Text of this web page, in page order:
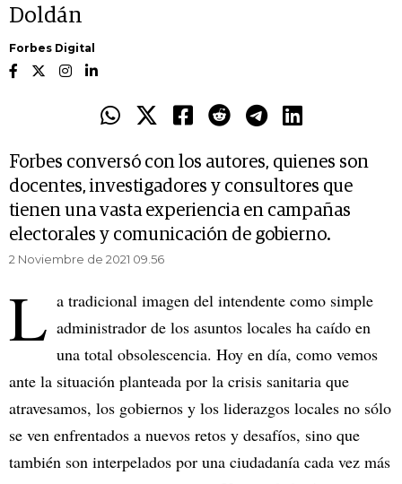
Doldán
Forbes Digital
Forbes conversó con los autores, quienes son
docentes, investigadores y consultores que
tienen una vasta experiencia en campañas
electorales y comunicación de gobierno.
2 Noviembre de 2021 09.56
L a tradicional imagen del intendente como simple
administrador de los asuntos locales ha caído en
una total obsolescencia. Hoy en día, como vemos
ante la situación planteada por la crisis sanitaria que
atravesamos, los gobiernos y los liderazgos locales no sólo
se ven enfrentados a nuevos retos y desafíos, sino que
también son interpelados por una ciudadanía cada vez más